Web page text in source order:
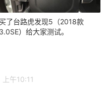
买了台路虎发现5（2018款
3.0SE）给大家测试。
午10:11